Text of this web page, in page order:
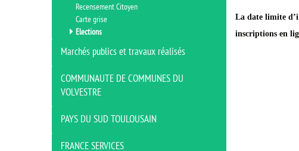
La date limite
inscriptions en
Recensement Citoyen
Carte grise
Elections
Marchés publics et travaux réalisés
COMMUNAUTE DE COMMUNES DU
VOLVESTRE
PAYS DU SUD TOULOUSAIN
FRANCE SERVICES